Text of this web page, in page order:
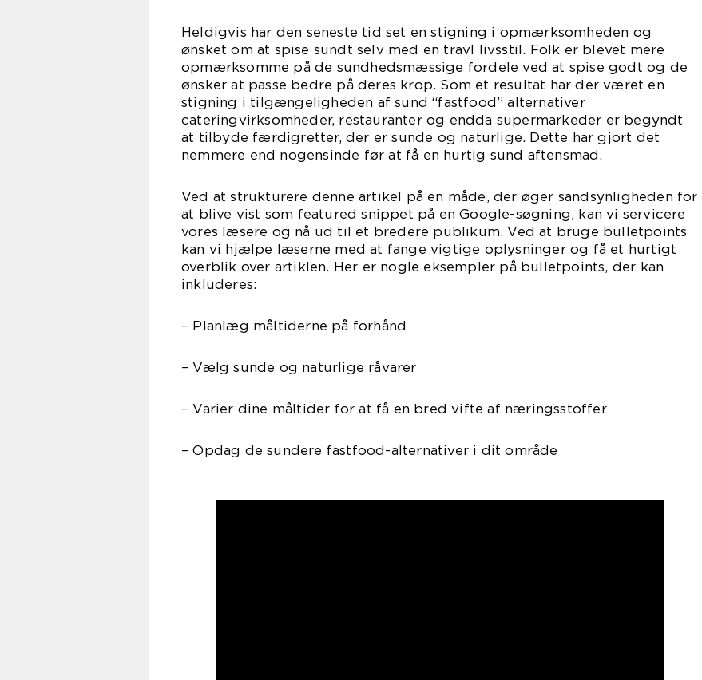
Heldigvis har den seneste tid set en stigning i opmærksomheden og
ønsket om at spise sundt selv med en travl livsstil. Folk er blevet mere
opmærksomme på de sundhedsmæssige fordele ved at spise godt og de
ønsker at passe bedre på deres krop. Som et resultat har der været en
stigning i tilgængeligheden af sund “fastfood” alternativer
cateringvirksomheder, restauranter og endda supermarkeder er begyndt
at tilbyde færdigretter, der er sunde og naturlige. Dette har gjort det
nemmere end nogensinde før at få en hurtig sund aftensmad.
Ved at strukturere denne artikel på en måde, der øger sandsynligheden for
at blive vist som featured snippet på en Google-søgning, kan vi servicere
vores læsere og nå ud til et bredere publikum. Ved at bruge bulletpoints
kan vi hjælpe læserne med at fange vigtige oplysninger og få et hurtigt
overblik over artiklen. Her er nogle eksempler på bulletpoints, der kan
inkluderes:
– Planlæg måltiderne på forhånd
– Vælg sunde og naturlige råvarer
– Varier dine måltider for at få en bred vifte af næringsstoffer
– Opdag de sundere fastfood-alternativer i dit område